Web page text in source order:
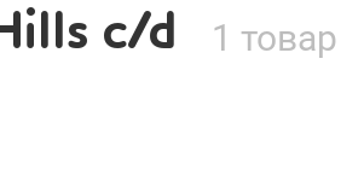
c/d 1 товар
Доставка и оплата